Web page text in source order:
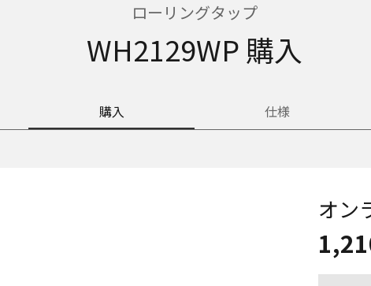
ローリングタップ
WH2129WP 購入
購入 仕様
オン